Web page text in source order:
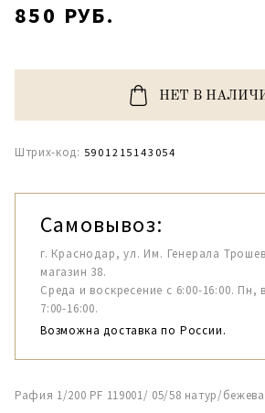
850 РУБ.
НЕТ В
Штрих-код: 5901215143054
Самовывоз:
г. Краснодар, ул. Им. Генерала
магазин 38.
Среда и воскресение с 6:00-16:00. Пн,
7:00-16:00.
Возможна доставка по России.
Рафия 1/200 PF 119001/ 05/58 натур/